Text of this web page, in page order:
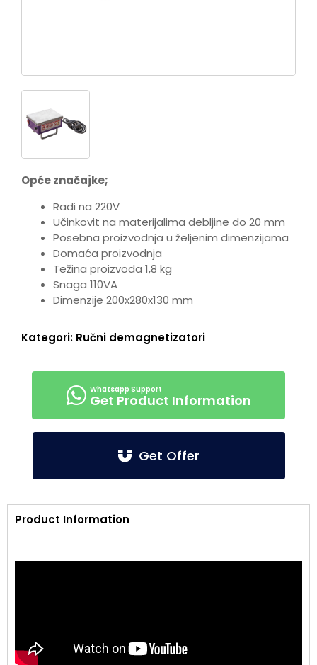
Opće značajke;
Radi na 220V
Učinkovit na materijalima debljine do 20 mm
Posebna proizvodnja u željenim dimenzijama
Domaća proizvodnja
Težina proizvoda 1,8 kg
Snaga 110VA
Dimenzije 200x280x130 mm
Kategori: Ručni demagnetizatori
Get Product Information
Get Offer
Product Information